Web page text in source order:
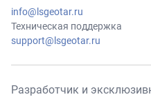
info@lsgeotar.ru
Техническая поддержка
support@lsgeotar.ru
Разработчик и